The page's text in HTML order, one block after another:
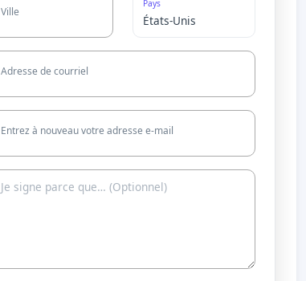
Ville
Pays
Adresse de courriel
Entrez à nouveau votre adresse e-mail